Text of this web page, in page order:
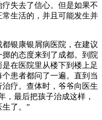
失去了信心。但是如果不
生活的，并且可能发生并
银康银屑病医院，在建议
的态度来到了成都。到院
在医院里从楼下到楼上足
患者都问了一遍。直到当
疗。查体时，爷爷向医生
，最后把孩子治成这样，
了。”